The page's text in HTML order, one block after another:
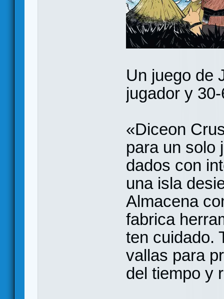
Un juego de
jugador y
«Diceon
para un solo
dados con
una isla
Almacena
fabrica
ten cuidado.
vallas para
del tiempo y